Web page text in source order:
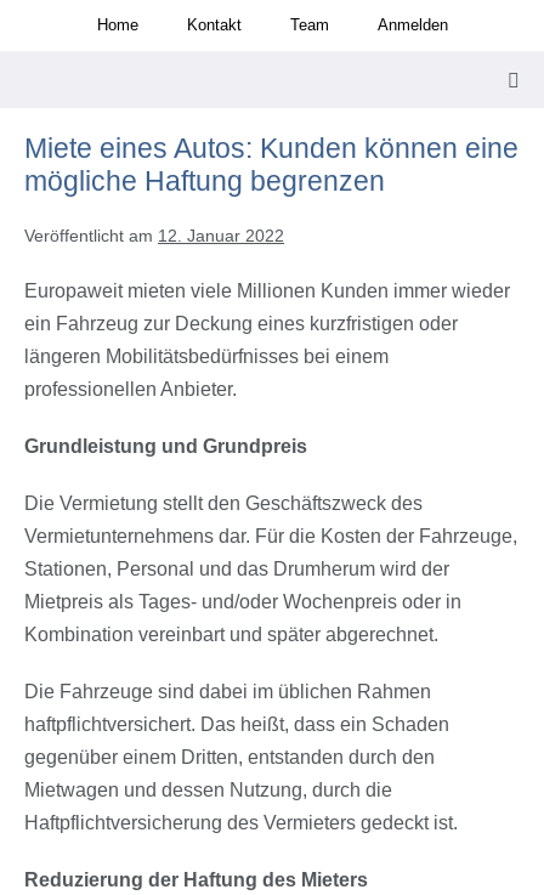
Home Kontakt Team Anmelden
Miete eines Autos: Kunden können eine
mögliche Haftung begrenzen
Veröffentlicht am 12. Januar 2022
Europaweit mieten viele Millionen Kunden immer wieder
ein Fahrzeug zur Deckung eines kurzfristigen oder
längeren Mobilitätsbedürfnisses bei einem
professionellen Anbieter.
Grundleistung und Grundpreis
Die Vermietung stellt den Geschäftszweck des
Vermietunternehmens dar. Für die Kosten der Fahrzeuge,
Stationen, Personal und das Drumherum wird der
Mietpreis als Tages- und/oder Wochenpreis oder in
Kombination vereinbart und später abgerechnet.
Die Fahrzeuge sind dabei im üblichen Rahmen
haftpflichtversichert. Das heißt, dass ein Schaden
gegenüber einem Dritten, entstanden durch den
Mietwagen und dessen Nutzung, durch die
Haftpflichtversicherung des Vermieters gedeckt ist.
Reduzierung der Haftung des Mieters